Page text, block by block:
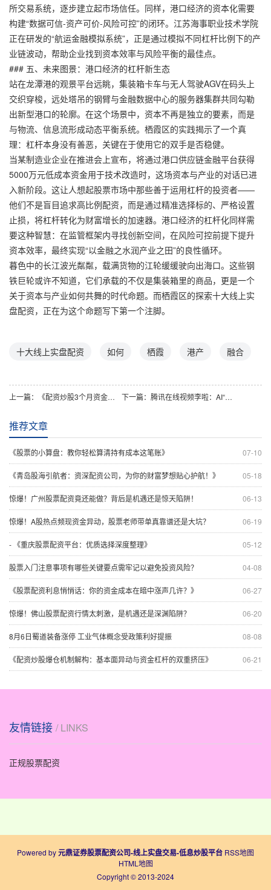
所交易系统，逐步建立起市场信任。同样，港口经济的资本化需要
构建“数据可信-资产可价-风险可控”的闭环。江苏海事职业技术学院
正在研发的“航运金融模拟系统”，正是通过模拟不同杠杆比例下的产
业链波动，帮助企业找到资本效率与风险平衡的最佳点。
### 五、未来图景：港口经济的杠杆新生态
站在龙潭港的观景平台远眺，集装箱卡车与无人驾驶AGV在码头上
交织穿梭，远处塔吊的钢臂与金融数据中心的服务器集群共同勾勒
出新型港口的轮廓。在这个场景中，资本不再是独立的要素，而是
与物流、信息流形成动态平衡系统。栖霞区的实践揭示了一个真
理：杠杆本身没有善恶，关键在于使用它的双手是否稳健。
当某制造业企业在推进会上宣布，将通过港口供应链金融平台获得
5000万元低成本资金用于技术改造时，这场资本与产业的对话已进
入新阶段。这让人想起股票市场中那些善于运用杠杆的投资者——
他们不是盲目追求高比例配资，而是通过精准选择标的、严格设置
止损，将杠杆转化为财富增长的加速器。港口经济的杠杆化同样需
要这种智慧：在监管框架内寻找创新空间，在风险可控前提下提升
资本效率，最终实现“以金融之水润产业之田”的良性循环。
暮色中的长江波光粼粼，载满货物的江轮缓缓驶向出海口。这些钢
铁巨轮或许不知道，它们承载的不仅是集装箱里的商品，更是一个
关于资本与产业如何共舞的时代命题。而栖霞区的探索十大线上实
盘配资，正在为这个命题写下第一个注脚。
十大线上实盘配资 如何 栖霞 港产 融合
上一篇： 《配资炒股3个月资金翻3倍！揭秘关键指标驱动的暴涨翻身之路》 下一篇： 腾讯在线视频李啦：AI“超能力”助力创作，正规实盘配资思维何去何从？
推荐文章
07-10
《股票的小算盘：教你轻松算清持有成本这笔账》
05-18
《青岛股海引航者：资深配资公司，为你的财富梦想贴心护航！》
06-13
惊爆！广州股票配资竟还能做？背后是机遇还是惊天陷阱！
06-19
惊爆！A股热点频现资金异动，股票老师带单真靠谱还是大坑？
05-12
- 《重庆股票配资平台：优质选择深度整理》
04-08
股票入门注意事项有哪些关键要点需牢记以避免投资风险？
06-27
《股票配资利息悄悄话：你的资金成本在暗中涨声几许？》
06-20
惊爆！佛山股票配资行情太刺激，是机遇还是深渊陷阱？
08-08
8月6日蜀道装备涨停 工业气体概念受政策利好提振
06-21
《配资炒股爆仓机制解构：基本面异动与资金杠杆的双重挤压》
友情链接 / LINKS
正规股票配资
Powered by元鼎证券股票配资公司-线上实盘交易-低息炒股平台 RSS地图
HTML地图
Copyright© 2013-2024